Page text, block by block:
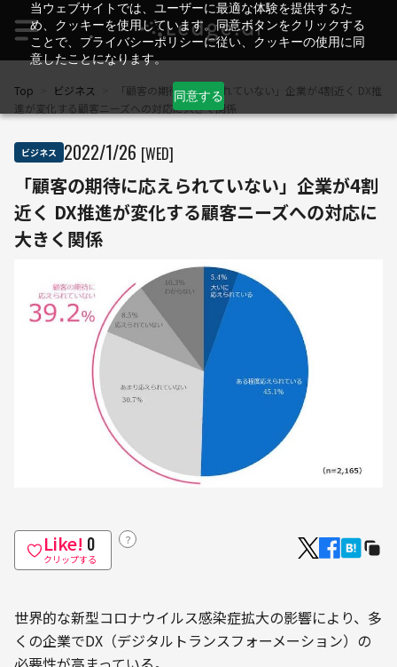
当ウェブサイトでは、ユーザーに最適な体験を提供するた
め、クッキーを使用しています。同意ボタンをクリックする
ことで、プライバシーポリシーに従い、クッキーの使用に同
意したことになります。
同意する
Top ビジネス
「顧客の期待に応えられていない」企業が4割近く DX推
進が変化する顧客ニーズへの対応に大きく関係
ビジネス 2022/1/26 [WED]
「顧客の期待に応えられていない」企業が4割
近く DX推進が変化する顧客ニーズへの対応に
大きく関係
Like! 0
クリップする
？
世界的な新型コロナウイルス感染症拡大の影響により、多
くの企業でDX（デジタルトランスフォーメーション）の